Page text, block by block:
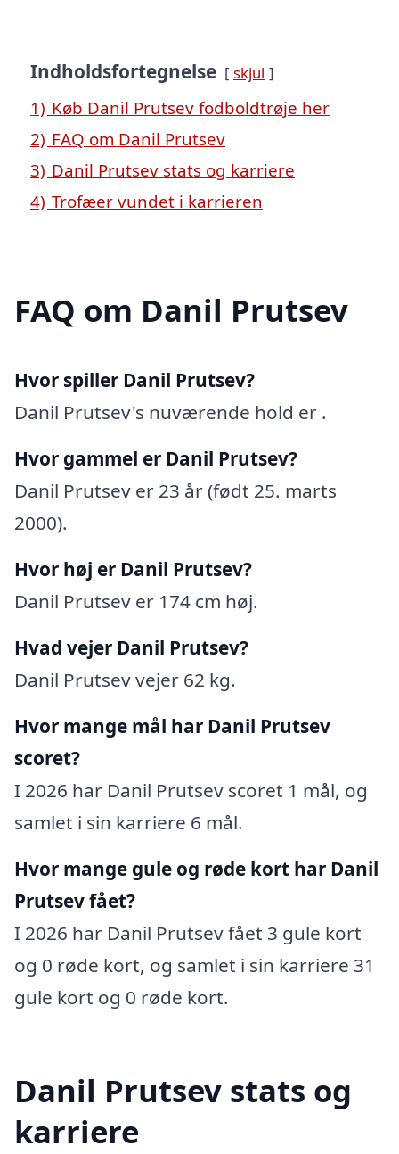
Indholdsfortegnelse skjul
1) Køb Danil Prutsev fodboldtrøje her
2) FAQ om Danil Prutsev
3) Danil Prutsev stats og karriere
4) Trofæer vundet i karrieren
FAQ om Danil Prutsev
Hvor spiller Danil Prutsev?
Danil Prutsev's nuværende hold er .
Hvor gammel er Danil Prutsev?
Danil Prutsev er 23 år (født 25. marts
2000).
Hvor høj er Danil Prutsev?
Danil Prutsev er 174 cm høj.
Hvad vejer Danil Prutsev?
Danil Prutsev vejer 62 kg.
Hvor mange mål har Danil Prutsev
scoret?
I 2026 har Danil Prutsev scoret 1 mål, og
samlet i sin karriere 6 mål.
Hvor mange gule og røde kort har Danil
Prutsev fået?
I 2026 har Danil Prutsev fået 3 gule kort
og 0 røde kort, og samlet i sin karriere 31
gule kort og 0 røde kort.
Danil Prutsev stats og
karriere